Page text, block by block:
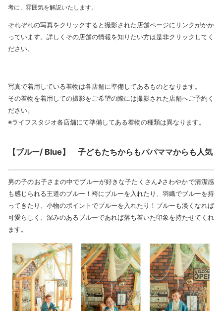
考に、雰囲気を解説いたします。
それぞれの写真をクリックすると撮影された店舗ページにリンクがかか
っています。詳しくその店舗の情報を知りたい方は是非クリックしてく
ださい。
写真で着用している着物は各店舗に準備してあるものとなります。
その着物を着用しての撮影をご希望の際には撮影された店舗へご予約く
ださい。
※ライフスタジオ各店舗にて準備してある着物の種類は異なります。
【ブルー/ Blue】 子どもたちからもパパママからも人気
男の子のお子さまの中でブルーが好きな子たくさん♪さわやかで清潔感
も感じられる王道のブルー！袴にブルーを入れたり、羽織でブルーを持
ってきたり、小物のポイントでブルーを入れたり！ブルーも淡くなれば
可愛らしく、深みのあるブルーであれば落ち着いた印象を持たせてくれ
ます。